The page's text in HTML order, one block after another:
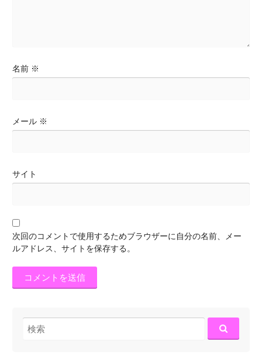
名前 ※
メール ※
サイト
次回のコメントで使用するためブラウザーに自分の名前、メー
ルアドレス、サイトを保存する。
検
索: